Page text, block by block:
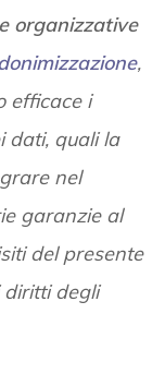
organizzative
,
efficace i
dati, quali la
nel
garanzie al
del presente
degli